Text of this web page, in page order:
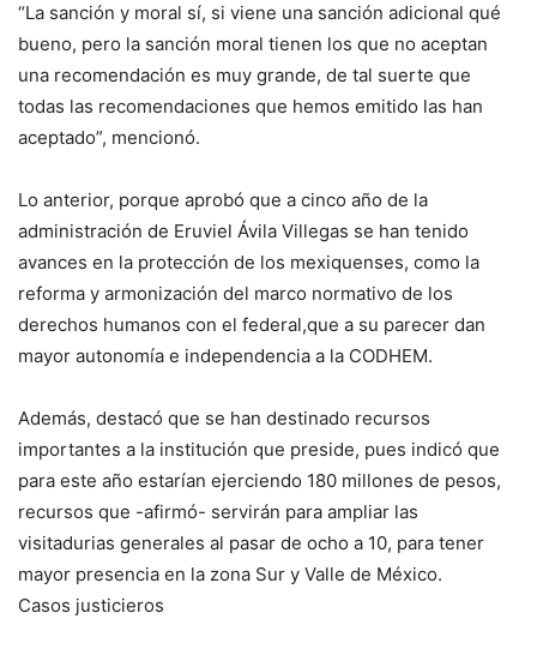
“La sanción y moral sí, si viene una sanción adicional qué
bueno, pero la sanción moral tienen los que no aceptan
una recomendación es muy grande, de tal suerte que
todas las recomendaciones que hemos emitido las han
aceptado”, mencionó.
Lo anterior, porque aprobó que a cinco año de la
administración de Eruviel Ávila Villegas se han tenido
avances en la protección de los mexiquenses, como la
reforma y armonización del marco normativo de los
derechos humanos con el federal,que a su parecer dan
mayor autonomía e independencia a la CODHEM.
Además, destacó que se han destinado recursos
importantes a la institución que preside, pues indicó que
para este año estarían ejerciendo 180 millones de pesos,
recursos que -afirmó- servirán para ampliar las
visitadurias generales al pasar de ocho a 10, para tener
mayor presencia en la zona Sur y Valle de México.
Casos justicieros